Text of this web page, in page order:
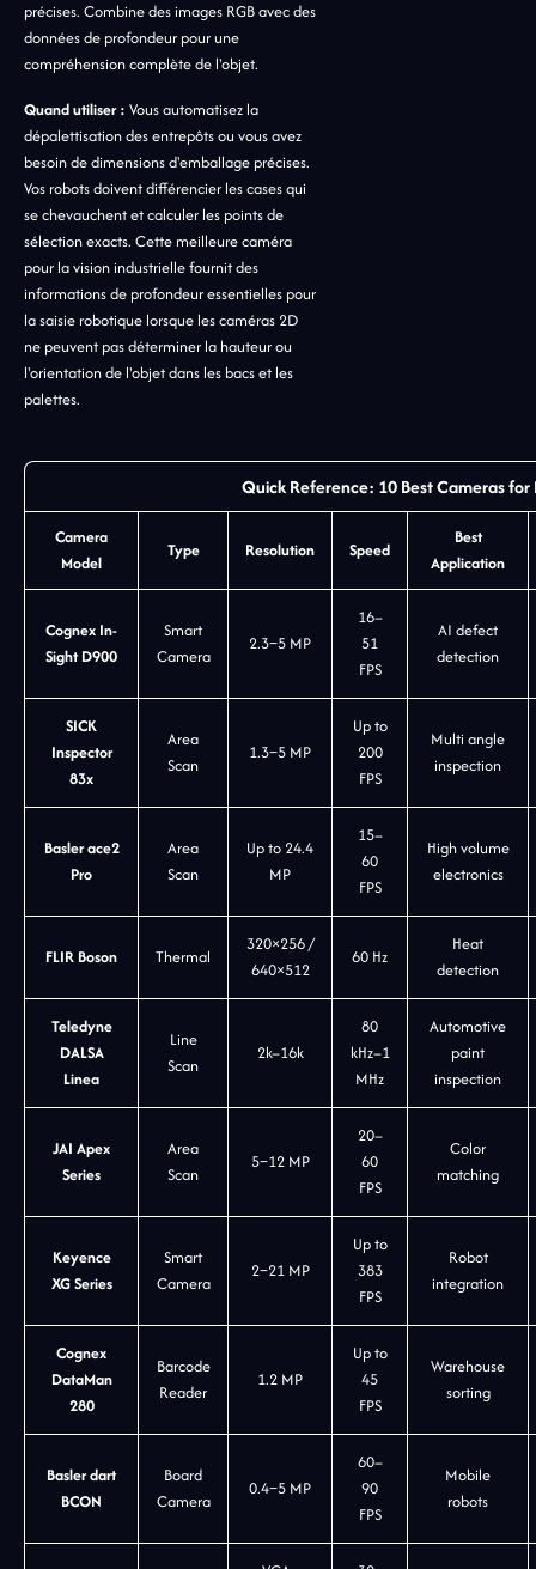
précises. Combine des images RGB avec des
données de profondeur pour une
compréhension complète de l'objet.
Quand utiliser : Vous automatisez la
dépalettisation des entrepôts ou vous avez
besoin de dimensions d'emballage précises.
Vos robots doivent différencier les cases qui
se chevauchent et calculer les points de
sélection exacts. Cette meilleure caméra
pour la vision industrielle fournit des
informations de profondeur essentielles pour
la saisie robotique lorsque les caméras 2D
ne peuvent pas déterminer la hauteur ou
l'orientation de l'objet dans les bacs et les
palettes.
Quick Reference: 10 Best Cameras for
Camera
Model
Type Resolution Speed
Best
Application
Cognex In-
Sight D900
Smart
Camera
2.3–5 MP
16–
51
FPS
AI defect
detection
SICK
Inspector
83x
Area
Scan
1.3–5 MP
Up to
200
FPS
Multi angle
inspection
Basler ace2
Pro
Area
Scan
Up to 24.4
MP
15–
60
FPS
High volume
electronics
FLIR Boson Thermal
320×256 /
640×512
60 Hz
Heat
detection
Teledyne
DALSA
Linea
Line
Scan
2k–16k
80
kHz–1
MHz
Automotive
paint
inspection
JAI Apex
Series
Area
Scan
5–12 MP
20–
60
FPS
Color
matching
Keyence
XG Series
Smart
Camera
2–21 MP
Up to
383
FPS
Robot
integration
Cognex
DataMan
280
Barcode
Reader
1.2 MP
Up to
45
FPS
Warehouse
sorting
Basler dart
BCON
Board
Camera
0.4–5 MP
60–
90
FPS
Mobile
robots